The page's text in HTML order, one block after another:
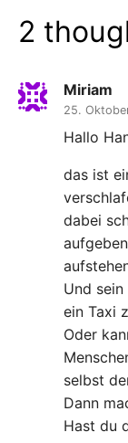
2
Miriam
25.
Hallo
das ist
dabei
Und
ein Taxi
Oder
selbst
Dann
Hast du